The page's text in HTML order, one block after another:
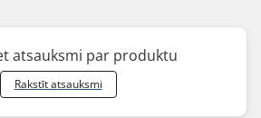
atsauksmi par produktu
Rakstīt atsauksmi